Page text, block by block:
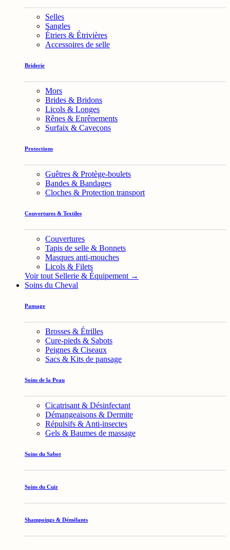
Selles
Sangles
Étriers & Étrivières
Accessoires de selle
Briderie
Mors
Brides & Bridons
Licols & Longes
Rênes & Enrênements
Surfaix & Caveçons
Protections
Guêtres & Protège-boulets
Bandes & Bandages
Cloches & Protection transport
Couvertures & Textiles
Couvertures
Tapis de selle & Bonnets
Masques anti-mouches
Licols & Filets
Voir tout Sellerie & Équipement →
Soins du Cheval
Pansage
Brosses & Étrilles
Cure-pieds & Sabots
Peignes & Ciseaux
Sacs & Kits de pansage
Soins de la Peau
Cicatrisant & Désinfectant
Démangeaisons & Dermite
Répulsifs & Anti-insectes
Gels & Baumes de massage
Soins du Sabot
Soins du Cuir
Shampoings & Démêlants